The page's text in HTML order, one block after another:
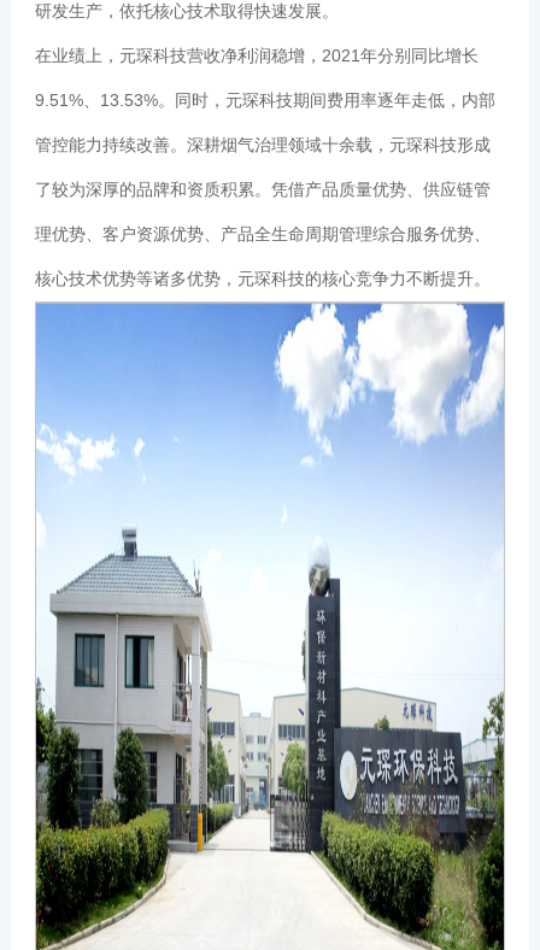
研发生产，依托核心技术取得快速发展。
在业绩上，元琛科技营收净利润稳增，2021年分别同比增长
9.51%、13.53%。同时，元琛科技期间费用率逐年走低，内部
管控能力持续改善。深耕烟气治理领域十余载，元琛科技形成
了较为深厚的品牌和资质积累。凭借产品质量优势、供应链管
理优势、客户资源优势、产品全生命周期管理综合服务优势、
核心技术优势等诸多优势，元琛科技的核心竞争力不断提升。